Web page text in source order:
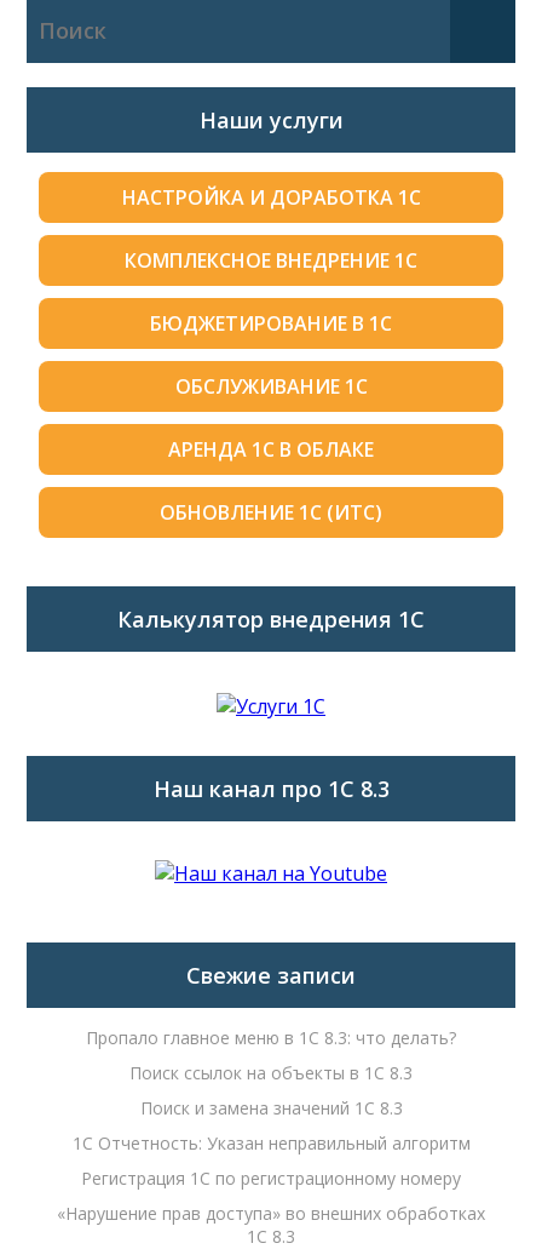
Наши услуги
НАСТРОЙКА И ДОРАБОТКА 1С
КОМПЛЕКСНОЕ ВНЕДРЕНИЕ 1С
БЮДЖЕТИРОВАНИЕ В 1С
ОБСЛУЖИВАНИЕ 1С
АРЕНДА 1С В ОБЛАКЕ
ОБНОВЛЕНИЕ 1С (ИТС)
Калькулятор внедрения 1C
Наш канал про 1С 8.3
Свежие записи
Пропало главное меню в 1С 8.3: что делать?
Поиск ссылок на объекты в 1С 8.3
Поиск и замена значений 1С 8.3
1С Отчетность: Указан неправильный алгоритм
Регистрация 1С по регистрационному номеру
«Нарушение прав доступа» во внешних обработках
1С 8.3